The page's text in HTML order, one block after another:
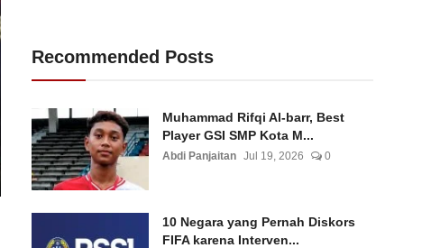
Recommended Posts
Muhammad Rifqi Al-barr, Best
Player GSI SMP Kota M...
Abdi Panjaitan Jul 19, 2026 0
10 Negara yang Pernah Diskors
FIFA karena Interven...